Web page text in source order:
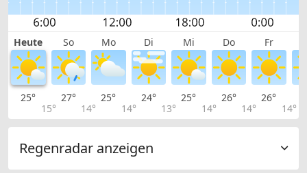
Heute So Mo Di Mi Do Fr
25°
15°
27°
14°
25°
14°
24°
13°
25°
14°
26°
14°
26°
14°
Regenradar anzeigen